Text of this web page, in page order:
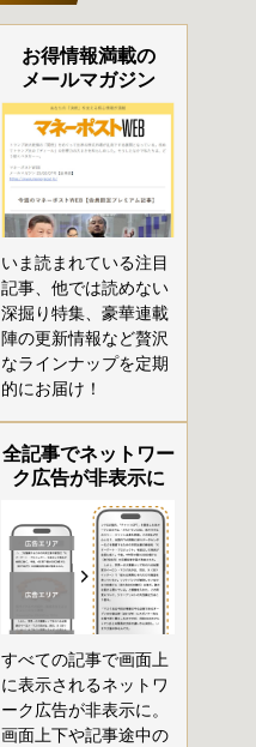
お得情報満載の
メールマガジン
いま読まれている注目
記事、他では読めない
深掘り特集、豪華連載
陣の更新情報など贅沢
なラインナップを定期
的にお届け！
全記事でネットワー
ク広告が非表示に
すべての記事で画面上
に表示されるネットワ
ーク広告が非表示に。
画面上下や記事途中の